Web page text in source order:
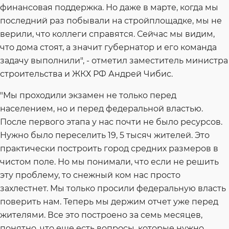
финансовая поддержка. Но даже в марте, когда мы
последний раз побывали на стройплощадке, мы не
верили, что коллеги справятся. Сейчас мы видим,
что дома стоят, а значит губернатор и его команда
задачу выполнили", - отметил заместитель министра
строительства и ЖКХ РФ Андрей Чибис.
"Мы проходили экзамен не только перед
населением, но и перед федеральной властью.
После первого этапа у нас почти не было ресурсов.
Нужно было переселить 19, 5 тысяч жителей. Это
практически построить город средних размеров в
чистом поле. Но мы понимали, что если не решить
эту проблему, то снежный ком нас просто
захлестнет. Мы только просили федеральную власть
поверить нам. Теперь мы держим отчет уже перед
жителями. Все это построено за семь месяцев,